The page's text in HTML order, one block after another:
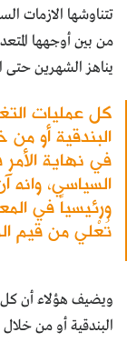
تتناوشها الازمات
من بين أوجهها
يناهز الشهرين حتى
كل عمليات
البندقية أو
في نهاية
السياسي، وانه
ورئيسياً في
تُعْلي من قيم
ويضيف هؤلاء أن كل
البندقية أو من خلال